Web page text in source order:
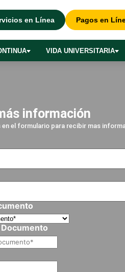
en Línea Pagos en
VIDA UNIVERSITARIA
información
en el formulario para recibir mas